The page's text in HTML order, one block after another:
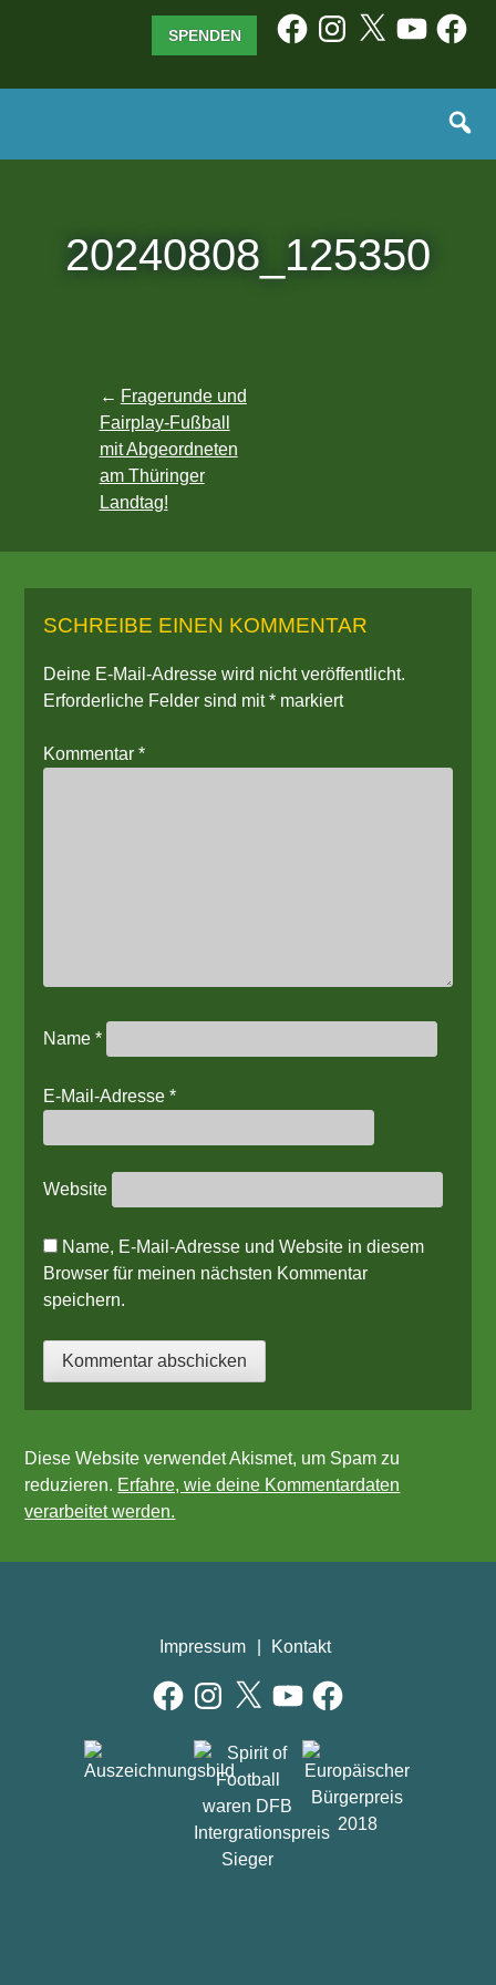
FacebookInstagram
X YouTube
SPENDEN
20240808_125350
Beitragsnavigation
Fragerunde und
Fairplay-Fußball
mit Abgeordneten
am Thüringer
Landtag!
SCHREIBE EINEN KOMMENTAR
Deine E-Mail-Adresse wird nicht veröffentlicht.
Erforderliche Felder sind mit* markiert
Kommentar*
Name*
E-Mail-Adresse*
Website
Name, E-Mail-Adresse und Website in diesem
Browser für meinen nächsten Kommentar
speichern.
Diese Website verwendet Akismet, um Spam zu
reduzieren. Erfahre, wie deine Kommentardaten
verarbeitet werden.
Impressum Kontakt
FacebookInstagram
X YouTubeFacebook
AUSZEICHNUNGEN